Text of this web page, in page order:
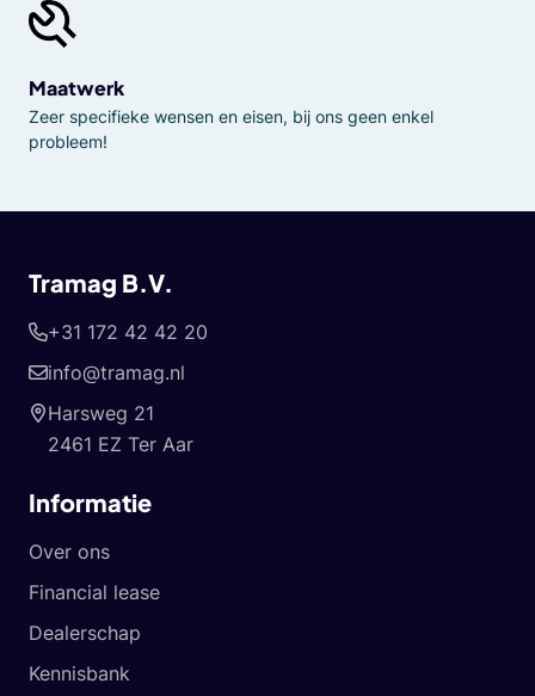
Maatwerk
Zeer specifieke wensen en eisen, bij ons geen enkel
probleem!
Tramag B.V.
+31 172 42 42 20
info@tramag.nl
Harsweg 21
2461 EZ Ter Aar
Informatie
Over ons
Financial lease
Dealerschap
Kennisbank